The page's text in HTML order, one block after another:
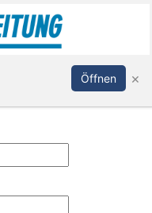
Anmelden
Öffnen ×